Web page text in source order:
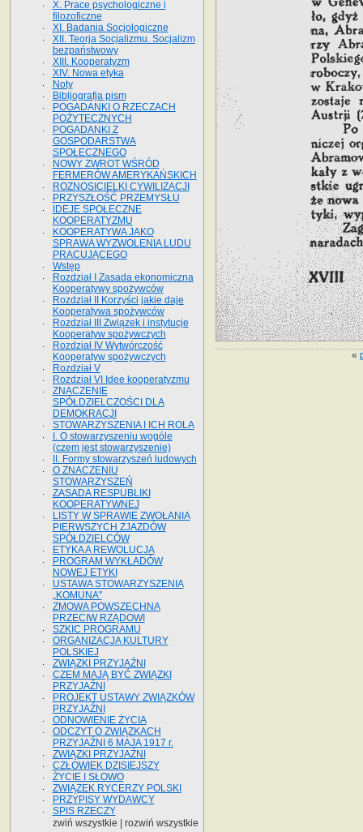
«
X. Prace psychologiczne i
filozoficzne
XI. Badania Socjologiczne
XII. Teorja Socjalizmu. Socjalizm
bezpaństwowy
XIII. Kooperatyzm
XIV. Nowa etyka
Noty
Bibljografja pism
POGADANKI O RZECZACH
POŻYTECZNYCH
POGADANKI Z
GOSPODARSTWA
SPOŁECZNEGO
NOWY ZWROT WŚRÓD
FERMERÓW AMERYKAŃSKICH
ROZNOSICIELKI CYWILIZACJI
PRZYSZŁOŚĆ PRZEMYSŁU
IDEJE SPOŁECZNE
KOOPERATYZMU
KOOPERATYWA JAKO
SPRAWA WYZWOLENIA LUDU
PRACUJĄCEGO
Wstęp
Rozdział I Zasada ekonomiczna
Kooperatywy spożywców
Rozdział II Korzyści jakie daje
Kooperatywa spożywców
Rozdział III Związek i instytucje
Kooperatyw spożywczych
Rozdział IV Wytwórczość
Kooperatyw spożywczych
Rozdział V
Rozdział VI Idee kooperatyzmu
ZNACZENIE
SPÓŁDZIELCZOŚCI DLA
DEMOKRACJI
STOWARZYSZENIA I ICH ROLA
I. O stowarzyszeniu wogóle
(czem jest stowarzyszenie)
II. Formy stowarzyszeń ludowych
O ZNACZENIU
STOWARZYSZEŃ
ZASADA RESPUBLIKI
KOOPERATYWNEJ
LISTY W SPRAWIE ZWOŁANIA
PIERWSZYCH ZJAZDÓW
SPÓŁDZIELCÓW
ETYKA A REWOLUCJA
PROGRAM WYKŁADÓW
NOWEJ ETYKI
USTAWA STOWARZYSZENIA
„KOMUNA"
ZMOWA POWSZECHNA
PRZECIW RZĄDOWI
SZKIC PROGRAMU
ORGANIZACJA KULTURY
POLSKIEJ
ZWIĄZKI PRZYJAŹNI
CZEM MAJĄ BYĆ ZWIĄZKI
PRZYJAŹNI
PROJEKT USTAWY ZWIĄZKÓW
PRZYJAŹNI
ODNOWIENIE ŻYCIA
ODCZYT O ZWIĄZKACH
PRZYJAŹNI 6 MAJA 1917 r.
ZWIĄZKI PRZYJAŹNI
CZŁOWIEK DZISIEJSZY
ŻYCIE I SŁOWO
ZWIĄZEK RYCERZY POLSKI
PRZYPISY WYDAWCY
SPIS RZECZY
zwiń wszystkie
rozwiń wszystkie